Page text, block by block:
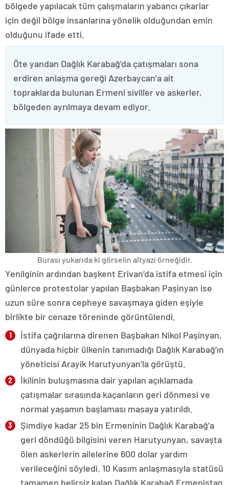
bölgede yapılacak tüm çalışmaların yabancı çıkarlar
için değil bölge insanlarına yönelik olduğundan emin
olduğunu ifade etti.
Öte yandan Dağlık Karabağ’da çatışmaları sona
erdiren anlaşma gereği Azerbaycan’a ait
topraklarda bulunan Ermeni siviller ve askerler,
bölgeden ayrılmaya devam ediyor.
Burası yukarıda ki görselin altyazı örneğidir.
Yenilginin ardından başkent Erivan’da istifa etmesi için
günlerce protestolar yapılan Başbakan Paşinyan ise
uzun süre sonra cepheye savaşmaya giden eşiyle
birlikte bir cenaze töreninde görüntülendi.
İstifa çağrılarına direnen Başbakan Nikol Paşinyan,
dünyada hiçbir ülkenin tanımadığı Dağlık Karabağ’ın
yöneticisi Arayik Harutyunyan’la görüştü.
İkilinin buluşmasına dair yapılan açıklamada
çatışmalar sırasında kaçanların geri dönmesi ve
normal yaşamın başlaması masaya yatırıldı.
Şimdiye kadar 25 bin Ermeninin Dağlık Karabağ’a
geri döndüğü bilgisini veren Harutyunyan, savaşta
ölen askerlerin ailelerine 600 dolar yardım
verileceğini söyledi. 10 Kasım anlaşmasıyla statüsü
tamamen belirsiz kalan Dağlık Karabağ Ermenistan